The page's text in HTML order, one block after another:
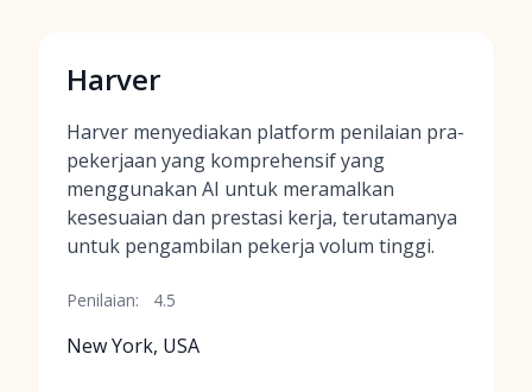
Harver
Harver menyediakan platform penilaian pra-
pekerjaan yang komprehensif yang
menggunakan AI untuk meramalkan
kesesuaian dan prestasi kerja, terutamanya
untuk pengambilan pekerja volum tinggi.
Penilaian: 4.5
New York, USA